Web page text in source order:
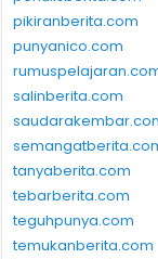
pikiranberita.com
punyanico.com
salinberita.com
tanyaberita.com
tebarberita.com
teguhpunya.com
temukanberita.com